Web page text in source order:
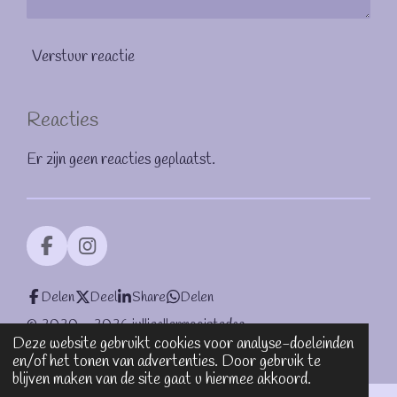
Deze website gebruikt cookies voor analyse-doeleinden
en/of het tonen van advertenties. Door gebruik te
blijven maken van de site gaat u hiermee akkoord.
Verstuur reactie
Reacties
Er zijn geen reacties geplaatst.
F
a
c
e
b
o
o
k
I
n
s
t
a
g
r
a
Delen Deel Share Delen
© 2020 - 2026 jullieallermooistedag
Powered byJouwWeb